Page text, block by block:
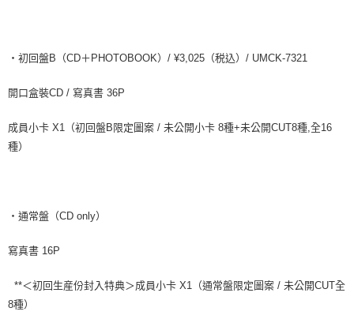
・初回盤B（CD＋PHOTOBOOK）/ ¥3,025（税込）/ UMCK-7321
開口盒裝CD / 寫真書 36P
成員小卡 X1（初回盤B限定圖案 / 未公開小卡 8種+未公開CUT8種,全16
種）
・通常盤（CD only）
寫真書 16P
**＜初回生産份封入特典＞成員小卡 X1（通常盤限定圖案 / 未公開CUT全
8種）